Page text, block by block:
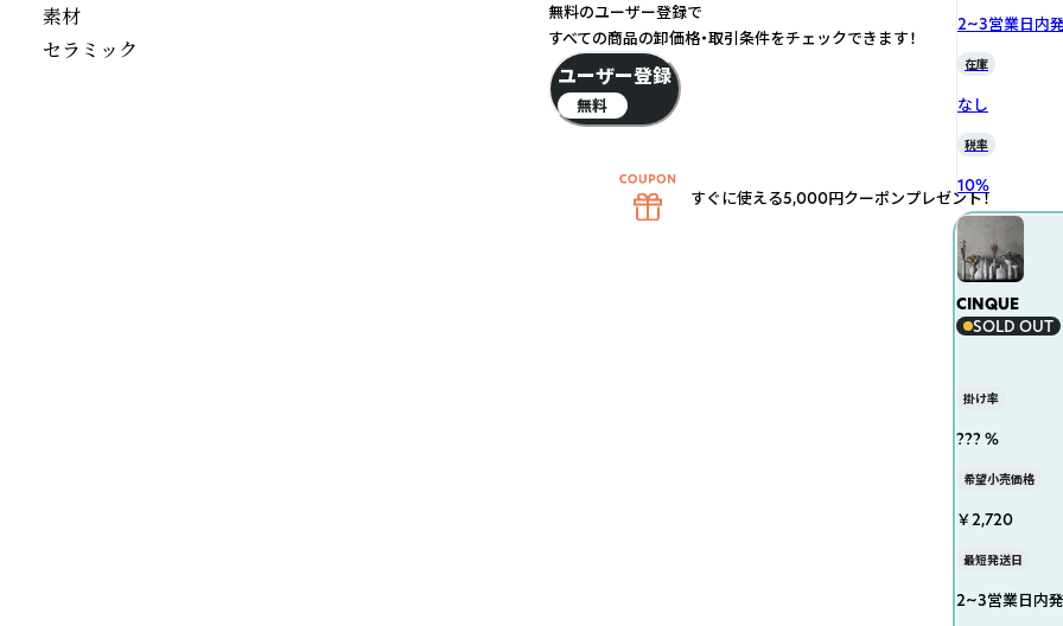
素材
セラミック
2~3営業日内
在庫
なし
税率
10%
CINQUE
SOLD OUT
掛け率
??? %
希望小売価格
￥2,720
最短発送日
2~3営業日内
無料のユーザー登録で
すべての商品の卸価格・取引条件をチェックできます！
ユーザー登録
無料
すぐに使える5,000円クーポンプレゼント！